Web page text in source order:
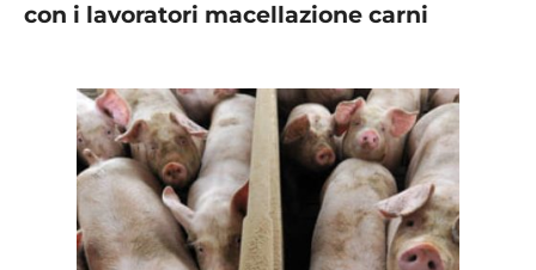
con i lavoratori macellazione carni